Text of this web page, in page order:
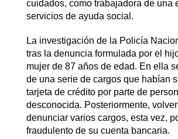
cuidados, como trabajadora de una
servicios de ayuda social.
La investigación de la Policía
tras la denuncia formulada por el
mujer de 87 años de edad. En ella
de una serie de cargos que habían
tarjeta de crédito por parte de
desconocida. Posteriormente,
denunciar varios cargos, esta vez,
fraudulento de su cuenta bancaria.